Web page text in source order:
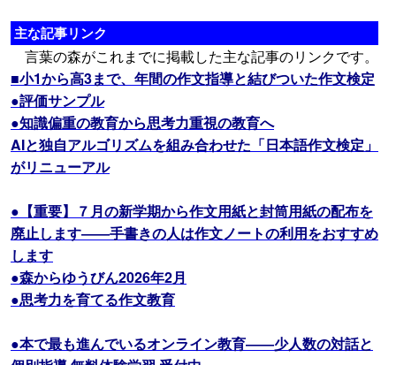
主な記事リンク
言葉の森がこれまでに掲載した主な記事のリンクです。
■小1から高3まで、年間の作文指導と結びついた作文検定
●評価サンプル
●知識偏重の教育から思考力重視の教育へ
AIと独自アルゴリズムを組み合わせた「日本語作文検定」
がリニューアル
●【重要】７月の新学期から作文用紙と封筒用紙の配布を
廃止します――手書きの人は作文ノートの利用をおすすめ
します
●森からゆうびん2026年2月
●思考力を育てる作文教育
●本で最も進んでいるオンライン教育――少人数の対話と